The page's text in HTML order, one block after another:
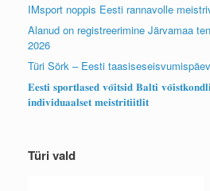
IMsport noppis Eesti rannavolle
Alanud on registreerimine Järvamaa
2026
Türi Sörk – Eesti
𝐄𝐞𝐬𝐭𝐢 𝐬𝐩𝐨𝐫𝐭𝐥𝐚𝐬𝐞𝐝 𝐯𝐨̃𝐢𝐭𝐬𝐢𝐝 𝐁𝐚𝐥𝐭𝐢
𝐢𝐧𝐝𝐢𝐯𝐢𝐝𝐮𝐚𝐚𝐥𝐬𝐞𝐭 𝐦𝐞𝐢𝐬𝐭𝐫𝐢𝐭𝐢𝐢𝐭𝐥𝐢𝐭
Türi vald